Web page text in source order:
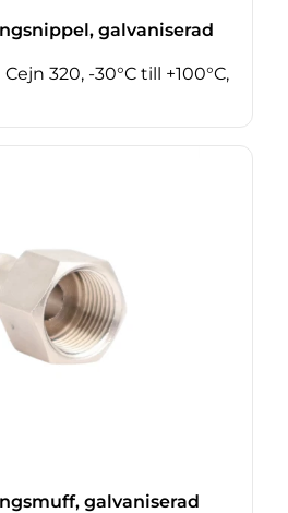
galvaniserad
320, -30°C till +100°C,
galvaniserad